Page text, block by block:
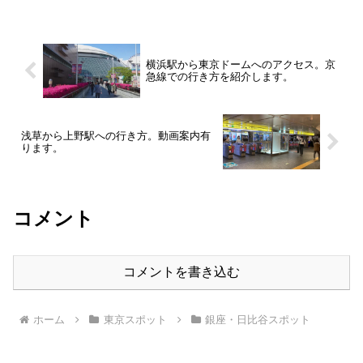
横浜駅から東京ドームへのアクセス。京
急線での行き方を紹介します。
浅草から上野駅への行き方。動画案内有
ります。
コメント
コメントを書き込む
ホーム 東京スポット 銀座・日比谷スポット